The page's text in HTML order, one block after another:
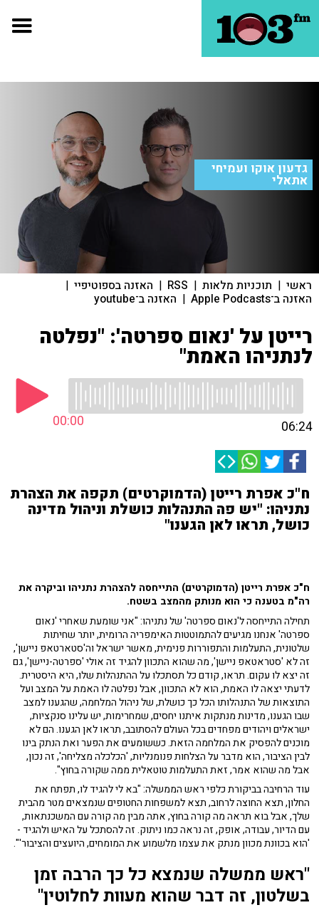
גדעון אוקו ועמיחי
אתאלי
ראשי | תוכניות מלאות |
RSS
| האזנה בספוטיפיי |
האזנה ב־Apple Podcasts | האזנה ב־youtube
רייטן על 'נאום ספרטה': "נפלטה
לנתניהו האמת"
00:00 06:24
ח"כ אפרת רייטן (הדמוקרטים) תקפה את הצהרת
נתניהו: "יש פה התנהלות כושלת וניהול מדינה
כושל, תראו לאן הגענו"
ח"כ אפרת רייטן (הדמוקרטים) התייחסה להצהרת נתניהו וביקרה את
רה"מ בטענה כי הוא מנותק מהמצב בשטח.
תחילה התייחסה ל'נאום ספרטה' של נתניהו: "אני שומעת שאחרי 'נאום
ספרטה' אנחנו מגיעים להתמוטטות האימפריה הרומית, יותר שחיתות
שלטונית, התעלמות והתפוררות פנימית, מאשר ישראל וה'סטארטאפ ניישן',
זה לא 'סטראטאפ ניישן', מה שהוא התכוון להגיד זה אולי 'ספרטה-ניישן', גם
זה יצא לו עקום. תראו, קודם כל תסתכלו על ההתנהלות שלו, היא היסטרית.
לדעתי יצאה לו האמת, הוא לא התכוון, אבל נפלטה לו האמת על המצב ועל
התוצאות של התנהלותו הכל כך כושלת, של ניהול המלחמה, שהגענו למצב
שבו הגענו, מדינות מנתקות איתנו יחסים, שמחרימות, יש עלינו סנקציות,
ישראלים ויהודים מפחדים בכל העולם להסתובב, תראו לאן הגענו. הם לא
מוכנים להפסיק את המלחמה הזאת. כששומעים את הפער ואת הנתק בינו
לבין הציבור, הוא מדבר על הצלחות פנומנליות, 'הכלכלה מצליחה', זה נכון,
אבל מה שהוא אמר, זאת התעלמות טוטאלית ממה שקורה בחוץ".
עוד הרחיבה בביקורת כלפי ראש הממשלה: "בא לי להגיד לו, תפתח את
החלון, תצא החוצה לרחוב, תצא למשפחות החטופים שנמצאים מטר מהבית
שלך, אבל בוא תראה מה קורה בחוץ, אתה מבין מה קורה עם המשכנתאות,
עם הדיור, עבודה, אופק, זה נראה כמו ניתוק. זה להסתכל על האיש ולהגיד -
'הוא בכוונת מכוון מנתק את עצמו מלשמוע את המומחים, היועצים והציבור'".
"ראש ממשלה שנמצא כל כך הרבה זמן
בשלטון, זה דבר שהוא מעוות לחלוטין"